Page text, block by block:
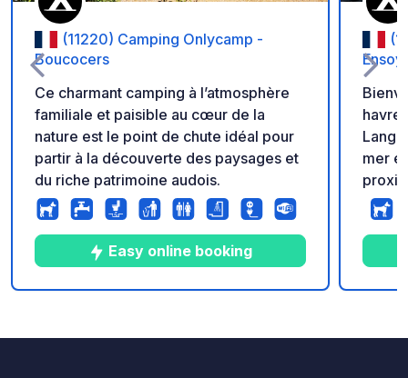
(11220) Camping Onlycamp -
Boucocers
Ce charmant camping à l’atmosphère
familiale et paisible au cœur de la
nature est le point de chute idéal pour
partir à la découverte des paysages et
du riche patrimoine audois.
Easy online booking
havre
mer
sud. Profitez d’un cadre naturel